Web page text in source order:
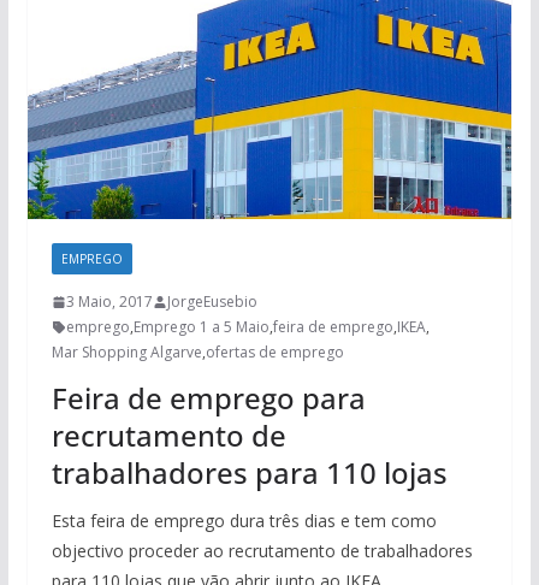
EMPREGO
3 Maio, 2017
JorgeEusebio
emprego,Emprego 1 a 5 Maio,feira de emprego,IKEA,
Mar Shopping Algarve,ofertas de emprego
Feira de emprego para
recrutamento de
trabalhadores para 110 lojas
Esta feira de emprego dura três dias e tem como
objectivo proceder ao recrutamento de trabalhadores